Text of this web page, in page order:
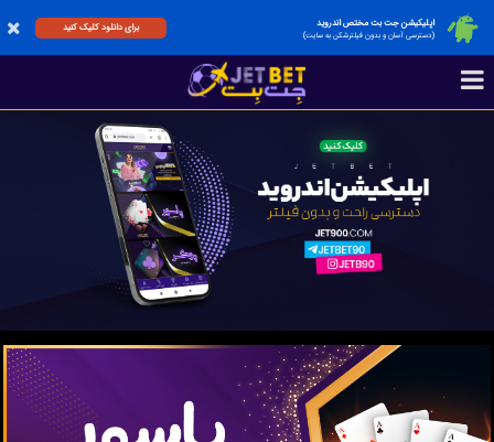
اپلیکیشن جت بت مختص اندروید
(دسترسی آسان و بدون فیلترشکن به سایت)
برای دانلود کلیک کنید